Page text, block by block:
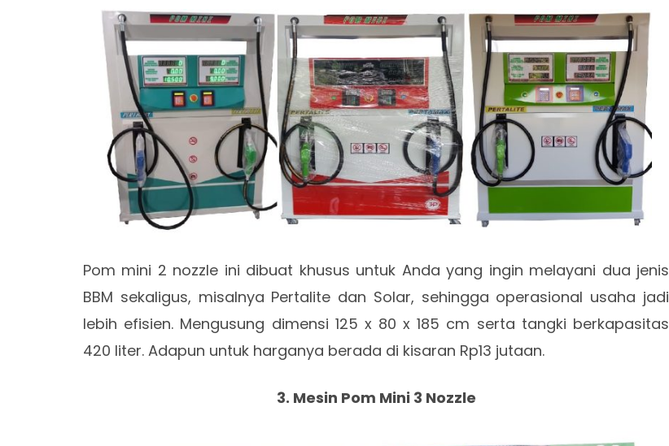
Pom mini 2 nozzle ini dibuat khusus untuk Anda yang ingin melayani dua jenis
BBM sekaligus, misalnya Pertalite dan Solar, sehingga operasional usaha jadi
lebih efisien. Mengusung dimensi 125 x 80 x 185 cm serta tangki berkapasitas
420 liter. Adapun untuk harganya berada di kisaran Rp13 jutaan.
3. Mesin Pom Mini 3 Nozzle